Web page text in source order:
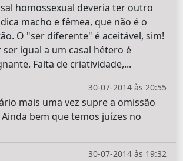
homossexual deveria ter outro
macho e fêmea, que não é o
O "ser diferente" é aceitável, sim!
igual a um casal hétero é
Falta de criatividade,...
30-07-2014 às 20:55
mais uma vez supre a omissão
bem que temos juízes no
30-07-2014 às 19:32